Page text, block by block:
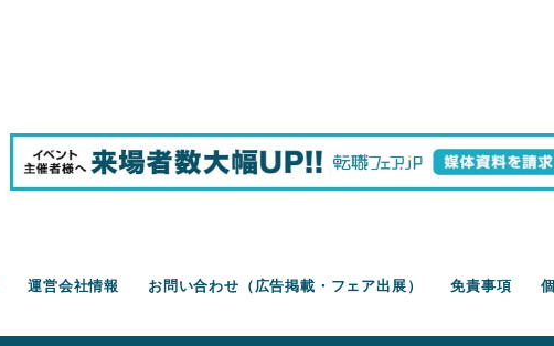
運営会社情報 お問い合わせ（広告掲載・フェア出展） 免責事項